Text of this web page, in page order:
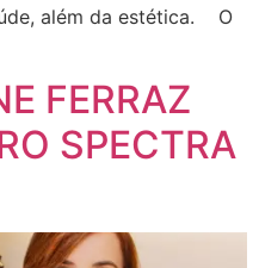
além da estética. O
FERRAZ
SPECTRA